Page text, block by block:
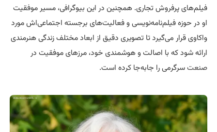
فیلم‌های پرفروش تجاری. همچنین در این بیوگرافی، مسیر موفقیت
او در حوزه فیلم‌نامه‌نویسی و فعالیت‌های برجسته اجتماعی‌اش مورد
واکاوی قرار می‌گیرد تا تصویری دقیق از ابعاد مختلف زندگی هنرمندی
ارائه شود که با اصالت و هوشمندی خود، مرزهای موفقیت در
صنعتسرگرمی را جابه‌جا کرده است.